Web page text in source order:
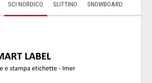
SCI NORDICO SLITTINO SNOWBOARD